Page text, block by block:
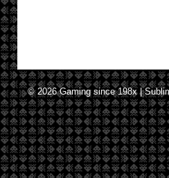
© 2026Gaming since 198x|